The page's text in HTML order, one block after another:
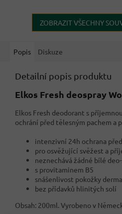
ZOBRAZIT VŠECHNY
Popis Diskuze
Detailní popis produktu
Elkos Fresh deospray
Elkos Fresh deodorant s
ochrání před tělesným pachem a
intenzivní 24h ochrana
pro osvěžující svěžest a
neznechává žádné bílé
s provitaminem B5
snášenlivost pokožky
bez přídavků hlinitých solí
Obsah: 200ml. Vyrobeno v